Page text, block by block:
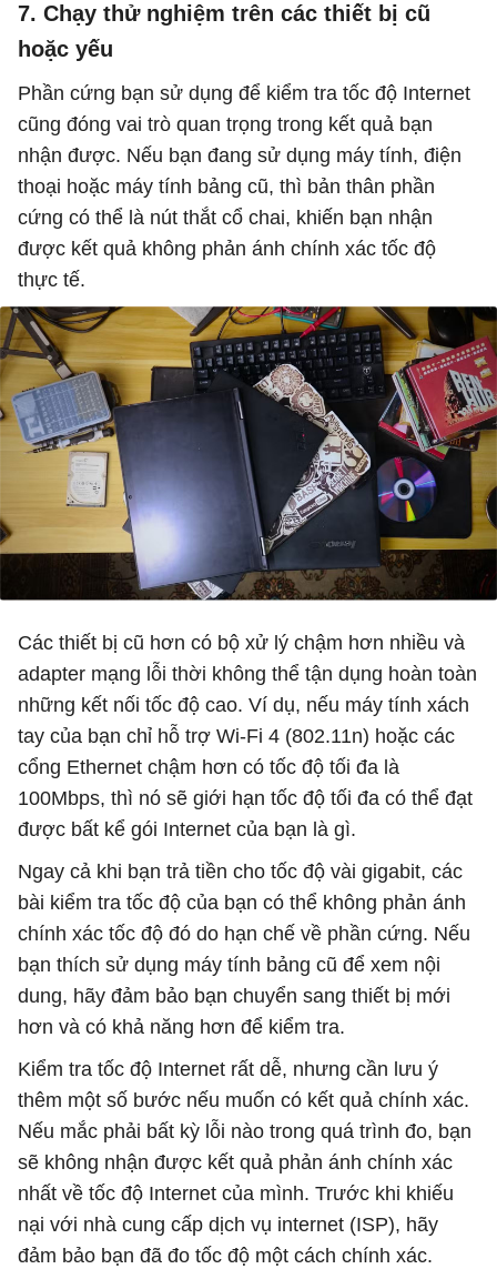
7. Chạy thử nghiệm trên các thiết bị cũ
hoặc yếu
Phần cứng bạn sử dụng để kiểm tra tốc độ Internet
cũng đóng vai trò quan trọng trong kết quả bạn
nhận được. Nếu bạn đang sử dụng máy tính, điện
thoại hoặc máy tính bảng cũ, thì bản thân phần
cứng có thể là nút thắt cổ chai, khiến bạn nhận
được kết quả không phản ánh chính xác tốc độ
thực tế.
Các thiết bị cũ hơn có bộ xử lý chậm hơn nhiều và
adapter mạng lỗi thời không thể tận dụng hoàn toàn
những kết nối tốc độ cao. Ví dụ, nếu máy tính xách
tay của bạn chỉ hỗ trợ Wi-Fi 4 (802.11n) hoặc các
cổng Ethernet chậm hơn có tốc độ tối đa là
100Mbps, thì nó sẽ giới hạn tốc độ tối đa có thể đạt
được bất kể gói Internet của bạn là gì.
Ngay cả khi bạn trả tiền cho tốc độ vài gigabit, các
bài kiểm tra tốc độ của bạn có thể không phản ánh
chính xác tốc độ đó do hạn chế về phần cứng. Nếu
bạn thích sử dụng máy tính bảng cũ để xem nội
dung, hãy đảm bảo bạn chuyển sang thiết bị mới
hơn và có khả năng hơn để kiểm tra.
Kiểm tra tốc độ Internet rất dễ, nhưng cần lưu ý
thêm một số bước nếu muốn có kết quả chính xác.
Nếu mắc phải bất kỳ lỗi nào trong quá trình đo, bạn
sẽ không nhận được kết quả phản ánh chính xác
nhất về tốc độ Internet của mình. Trước khi khiếu
nại với nhà cung cấp dịch vụ internet (ISP), hãy
đảm bảo bạn đã đo tốc độ một cách chính xác.